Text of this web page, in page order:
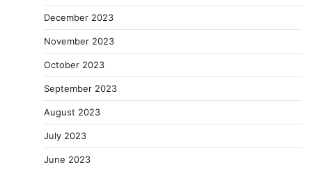
December 2023
November 2023
October 2023
September 2023
August 2023
July 2023
June 2023